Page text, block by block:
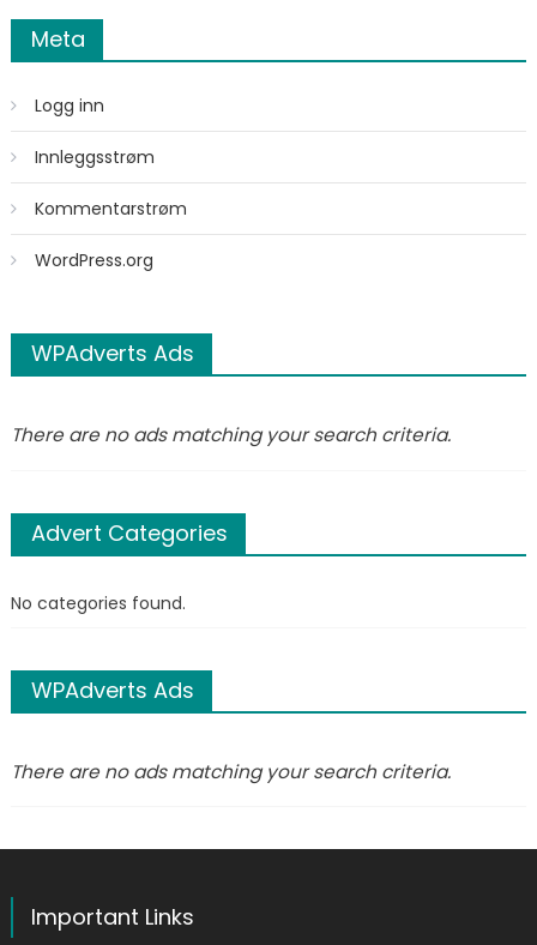
Meta
Logg inn
Innleggsstrøm
Kommentarstrøm
WordPress.org
WPAdverts Ads
There are no ads matching your search criteria.
Advert Categories
No categories found.
WPAdverts Ads
There are no ads matching your search criteria.
Important Links